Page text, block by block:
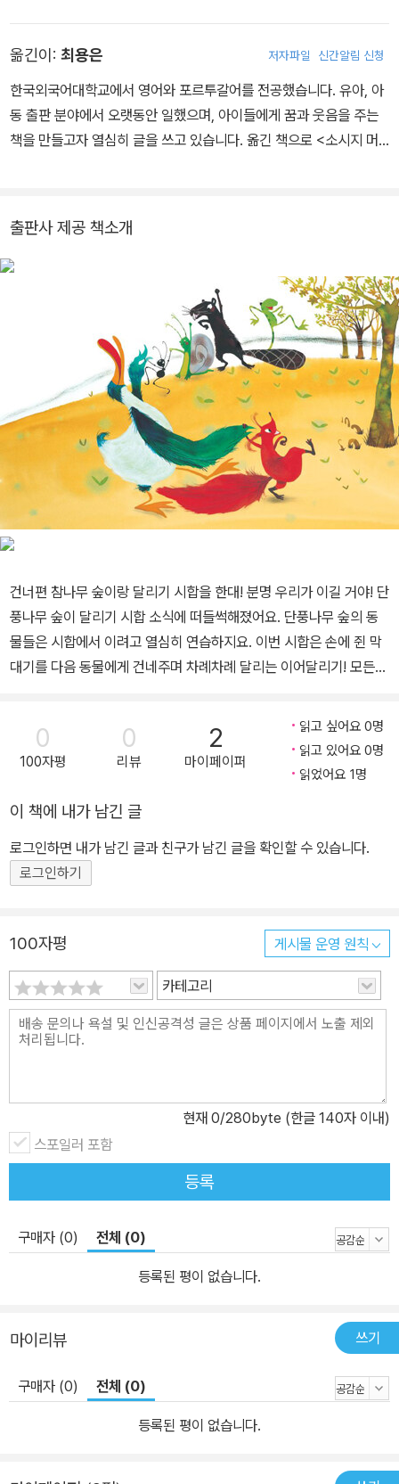
옮긴이: 최용은 저자파일 신간알림 신청
한국외국어대학교에서 영어와 포르투갈어를 전공했습니다. 유아, 아
동 출판 분야에서 오랫동안 일했으며, 아이들에게 꿈과 웃음을 주는
책을 만들고자 열심히 글을 쓰고 있습니다. 옮긴 책으로 <소시지 머
출판사 제공 책소개
건너편 참나무 숲이랑 달리기 시합을 한대! 분명 우리가 이길 거야! 단
풍나무 숲이 달리기 시합 소식에 떠들썩해졌어요. 단풍나무 숲의 동
물들은 시합에서 이려고 열심히 연습하지요. 이번 시합은 손에 쥔 막
대기를 다음 동물에게 건네주며 차례차례 달리는 이어달리기! 모든
로 마음을 모으고 힘을 합치는 것이 가장 중요해요. 그래야 막대기를
떨어뜨리지 않고 다음 동물에게 잘 넘겨줄 수 있지요. 단풍나무 숲에
서는 개미, 다람쥐, 개구리, 오리, 비버, 두더지, 달팽이가 나왔어요.
지요. 과연 어느 팀이 승리할까요? 여러 동물들을 살펴보고, 마음에
드는 팀을 응원해 보세요. 가장 중요한 것은 모두가 힘을 합치는 것 단
풍나무 숲의 동물들과 참나무 숲의 동물들이 달리기 시합을 벌여요.
동물들은 그동안 갈고닦은 달리기 실력을 뽐내며 성큼성큼 쌩쌩 달려
친구들 간의 협력이에요. 막대기를 다음 동물에게 잘 넘겨주려면 다
음 친구를 믿는 마음과 배려도 필요하지요. 동물들의 신 나는 달리기
시합을 지켜보세요. 어느 숲의 동물들이 더 협력을 잘하는지를 살펴
보면, 어느 팀이 시합에서 이길지도 금방 알 수 있을 거예요. 그리고
시합이 끝난 후 이기고 지는 것과 상관없이 모두 기뻐하며 축하하는
0
100자평
0
리뷰
2
마이페이퍼
읽고 싶어요 0명
읽고 있어요 0명
읽었어요 1명
이 책에 내가 남긴 글
로그인하면 내가 남긴 글과 친구가 남긴 글을 확인할 수 있습니다.
로그인하기
100자평 게시물 운영 원칙
카테고리
현재 0/280byte (한글 140자 이내)
스포일러 포함
등록
구매자 (0) 전체 (0)
등록된 평이 없습니다.
마이리뷰 쓰기
구매자 (0) 전체 (0)
등록된 평이 없습니다.